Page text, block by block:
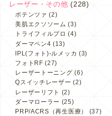
レーザー・その他 (228)
ポテンツァ (2)
美肌エクソソーム (3)
トライフィルプロ (4)
ダーマペン4 (13)
IPL(フォト)-ルメッカ (3)
フォトRF (27)
レーザートーニング (6)
Qスイッチレーザー (2)
レーザーリフト (2)
ダーマローラー (25)
PRP/ACRS（再生医療）
(37)